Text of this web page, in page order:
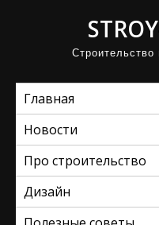
Главная
Новости
Про строительство
Дизайн